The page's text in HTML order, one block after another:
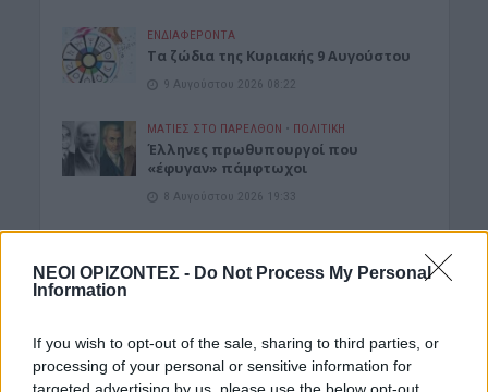
ΝΕΟΙ ΟΡΙΖΟΝΤΕΣ - Do Not Process My Personal
Information
If you wish to opt-out of the sale, sharing to third parties, or
processing of your personal or sensitive information for
targeted advertising by us, please use the below opt-out
ΕΝΔΙΑΦΕΡΟΝΤΑ
Τα ζώδια της Κυριακής 9 Αυγούστου
9 Αυγούστου 2026 08:22
ΜΑΤΙΕΣ ΣΤΟ ΠΑΡΕΛΘΟΝ • ΠΟΛΙΤΙΚΗ
Έλληνες πρωθυπουργοί που
«έφυγαν» πάμφτωχοι
8 Αυγούστου 2026 19:33